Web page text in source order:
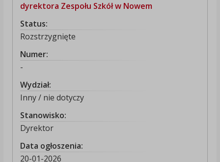
dyrektora Zespołu Szkół w Nowem
Status:
Rozstrzygnięte
Numer:
-
Wydział:
Inny / nie dotyczy
Stanowisko:
Dyrektor
Data ogłoszenia:
20-01-2026